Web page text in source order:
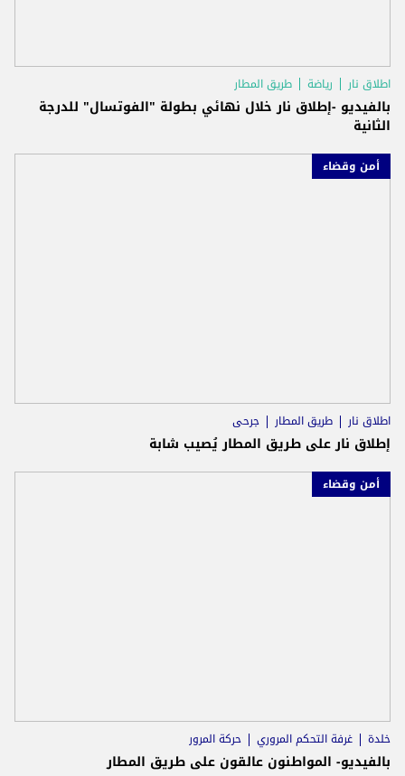
اطلاق نار رياضة طريق المطار
بالفيديو -إطلاق نار خلال نهائي بطولة "الفوتسال" للدرجة
الثانية
أمن وقضاء
اطلاق نار طريق المطار جرحى
إطلاق نار على طريق المطار يُصيب شابة
أمن وقضاء
خلدة غرفة التحكم المروري حركة المرور
بالفيديو- المواطنون عالقون على طريق المطار